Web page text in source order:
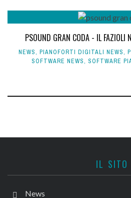
PSOUND GRAN CODA - IL FAZIOLI
NEWS, PIANOFORTI DIGITALI NEWS,
SOFTWARE NEWS, SOFTWARE
IL SITO
News